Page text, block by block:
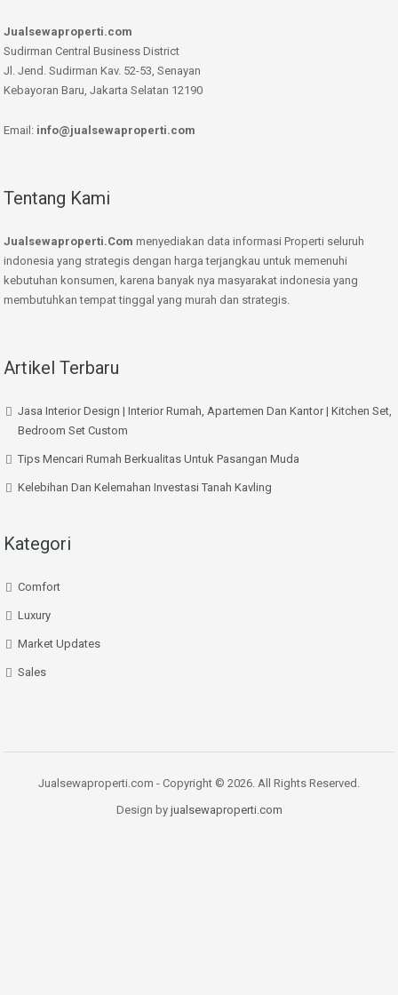
Jualsewaproperti.com
Sudirman Central Business District
Jl. Jend. Sudirman Kav. 52-53, Senayan
Kebayoran Baru, Jakarta Selatan 12190
Email: info@jualsewaproperti.com
Tentang Kami
Jualsewaproperti.Com menyediakan data informasi Properti seluruh
indonesia yang strategis dengan harga terjangkau untuk memenuhi
kebutuhan konsumen, karena banyak nya masyarakat indonesia yang
membutuhkan tempat tinggal yang murah dan strategis.
Artikel Terbaru
Jasa Interior Design | Interior Rumah, Apartemen Dan Kantor | Kitchen Set,
Bedroom Set Custom
Tips Mencari Rumah Berkualitas Untuk Pasangan Muda
Kelebihan Dan Kelemahan Investasi Tanah Kavling
Kategori
Comfort
Luxury
Market Updates
Sales
Jualsewaproperti.com - Copyright © 2026. All Rights Reserved.
Design by jualsewaproperti.com